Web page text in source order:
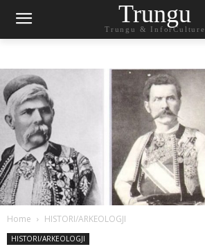
Trungu
Trungu & InforCulture
Home HISTORI/ARKEOLOGJI
HISTORI/ARKEOLOGJI